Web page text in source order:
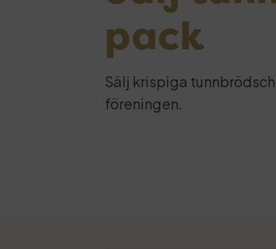
pack
Sälj krispiga
föreningen.